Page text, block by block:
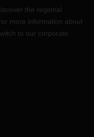
the regional
more information about
to our corporate